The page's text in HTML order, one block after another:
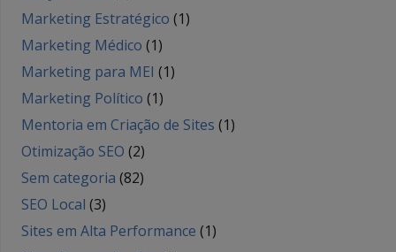
Marketing Estratégico (1)
Marketing Médico (1)
Marketing para MEI (1)
Marketing Político (1)
Mentoria em Criação de Sites (1)
Otimização SEO (2)
Sem categoria (82)
SEO Local (3)
Sites em Alta Performance (1)